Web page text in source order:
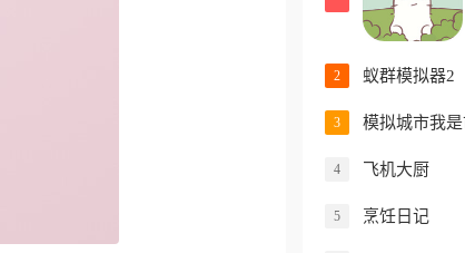
最
出
玩
心
2 蚁群模拟器2
3 模拟城市我
4 飞机大厨
5 烹饪日记